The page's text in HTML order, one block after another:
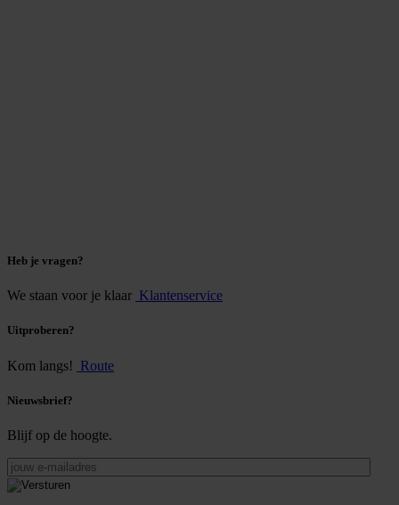
Heb je vragen?
We staan voor je klaar Klantenservice
Uitproberen?
Kom langs! Route
Nieuwsbrief?
Blijf op de hoogte.
jouw
e-
mailadres